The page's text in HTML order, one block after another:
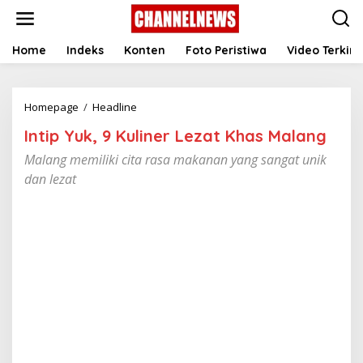
t
Home Indeks Konten Foto Peristiwa Video Terkini
Homepage / Headline
p
Intip Yuk, 9 Kuliner Lezat Khas Malang
Malang memiliki cita rasa makanan yang sangat unik
dan lezat